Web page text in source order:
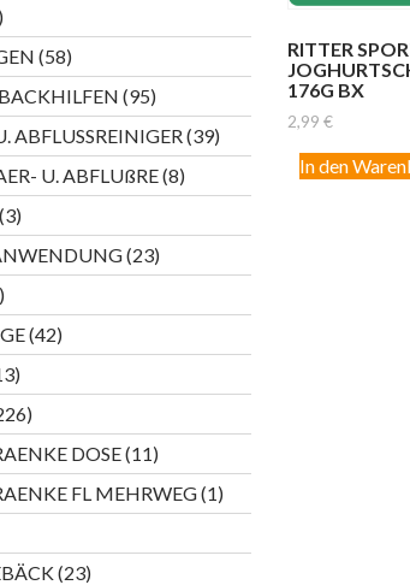
RITTER
176G BX
2,99 €
In den
5858
Produkte
9595
Produkte
ABFLUSSREINIGER 3939
Produkte
U. ABFLUßRE 88
Produkte
33
Produkte
2323
Produkte
4242
Produkte
13
Produkte
226
Produkte
DOSE 1111
Produkte
FL MEHRWEG 11
Produkt
2323